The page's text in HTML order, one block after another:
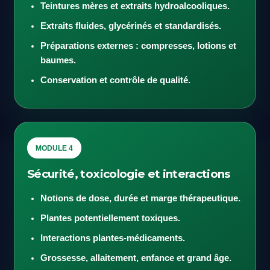
Teintures mères et extraits hydroalcooliques.
Extraits fluides, glycérinés et standardisés.
Préparations externes : compresses, lotions et
baumes.
Conservation et contrôle de qualité.
MODULE 4
Sécurité, toxicologie et interactions
Notions de dose, durée et marge thérapeutique.
Plantes potentiellement toxiques.
Interactions plantes-médicaments.
Grossesse, allaitement, enfance et grand âge.